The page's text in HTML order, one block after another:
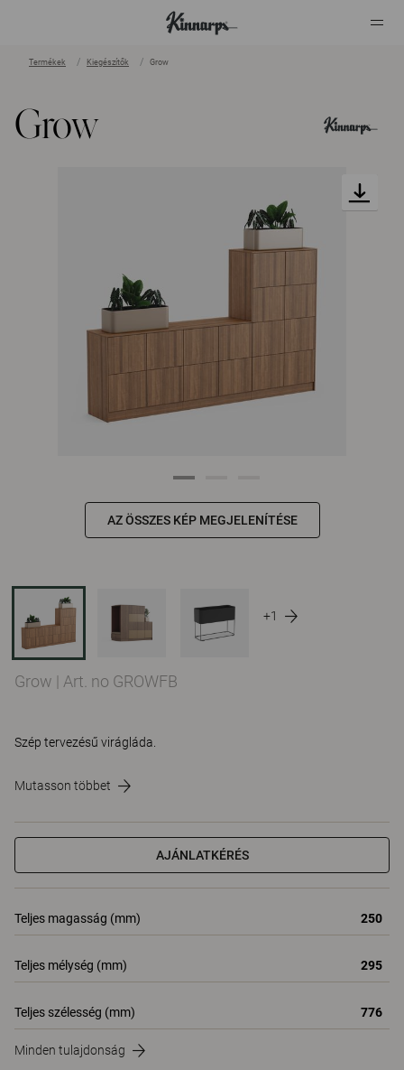
Termékek Kiegészítők Grow
Grow
AZ ÖSSZES KÉP MEGJELENÍTÉSE
+1
Grow | Art. no GROWFB
Szép tervezésű virágláda.
Mutasson többet
AJÁNLATKÉRÉS
Teljes magasság (mm) 250
Teljes mélység (mm) 295
Teljes szélesség (mm) 776
Minden tulajdonság